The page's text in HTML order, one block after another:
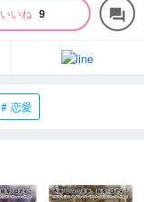
いいね 9 forum
恋愛